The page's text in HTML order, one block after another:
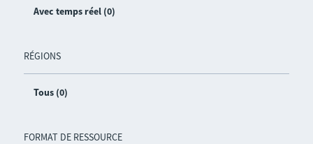
Avec temps réel (0)
RÉGIONS
Tous (0)
FORMAT DE RESSOURCE